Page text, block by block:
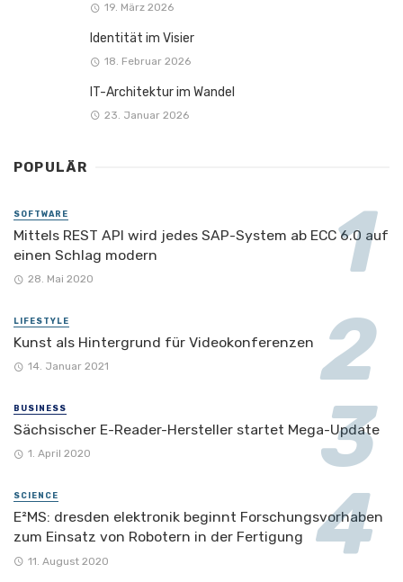
19. März 2026
Identität im Visier
18. Februar 2026
IT-Architektur im Wandel
23. Januar 2026
POPULÄR
SOFTWARE
Mittels REST API wird jedes SAP-System ab ECC 6.0 auf
einen Schlag modern
28. Mai 2020
LIFESTYLE
Kunst als Hintergrund für Videokonferenzen
14. Januar 2021
BUSINESS
Sächsischer E-Reader-Hersteller startet Mega-Update
1. April 2020
SCIENCE
E²MS: dresden elektronik beginnt Forschungsvorhaben
zum Einsatz von Robotern in der Fertigung
11. August 2020